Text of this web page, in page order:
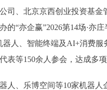
司、北京京西创业投资基
的“亦企赢”2026第14场·亦
人、智能终端及AI+消费
表等150余人参会，达成多项
、乐博空间等10家机器人